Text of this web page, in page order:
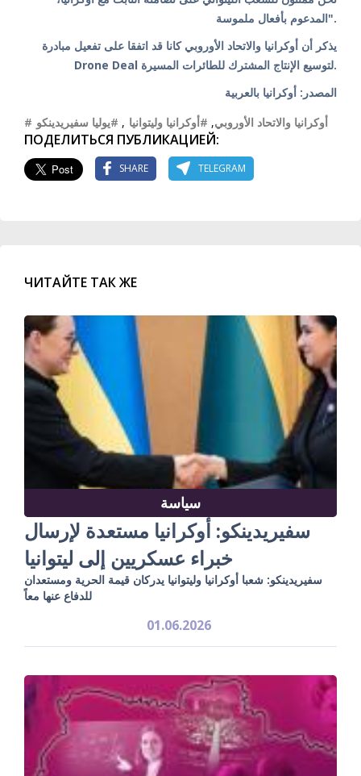
المدعوم بأفعال ملموسة".
يذكر أن أوكرانيا والاتحاد الأوروبي كانا قد اتفقا على تفعيل مبادرة
Drone Deal لتوسيع الإنتاج المشترك للطائرات المسيرة.
المصدر: أوكرانيا بالعربية
#أوكرانيا والاتحاد الأوروبي, #أوكرانيا وليتوانيا , #يوليا سفيريدينكو
ПОДЕЛИТЬСЯ ПУБЛИКАЦИЕЙ:
SHARE TELEGRAM
ЧИТАЙТЕ ТАК ЖЕ
سياسة
سفيريدينكو: أوكرانيا مستعدة لإرسال
خبراء عسكريين إلى ليتوانيا
سفيريدينكو: شعبا أوكرانيا وليتوانيا يدركان قيمة الحرية ومستعدان
للدفاع عنها معاً
01.06.2026